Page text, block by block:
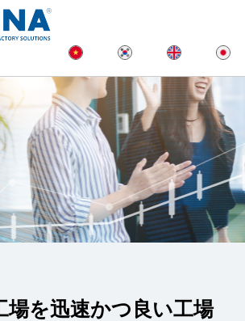
場を迅速かつ良い工場